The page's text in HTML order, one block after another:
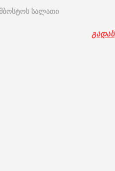
სალათი